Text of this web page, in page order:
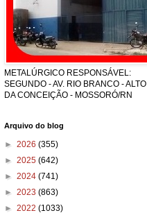
METALÚRGICO RESPONSÁVEL:
SEGUNDO - AV. RIO BRANCO - ALTO
DA CONCEIÇÃO - MOSSORÓ/RN
Arquivo do blog
► 2026 (355)
► 2025 (642)
► 2024 (741)
► 2023 (863)
► 2022 (1033)